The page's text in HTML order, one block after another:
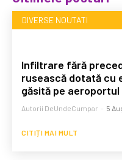
DIVERSE NOUTATI
Infiltrare fără
rusească dotată cu
găsită pe aeroportul
Autorii DeUndeCumpar - 5
CITIȚI MAI MULT